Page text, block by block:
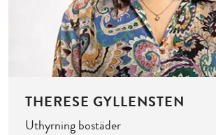
THERESE GYLLENSTEN
Uthyrning bostäder